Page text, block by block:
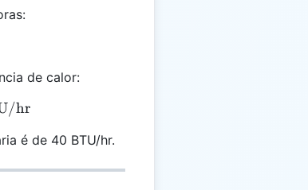
8 = 40000
de calor:
1000 = 40 \, \text{BTU/hr}
hr
é de 40 BTU/hr.